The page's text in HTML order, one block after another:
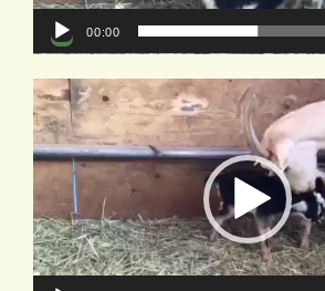
00:00
動
画
プ
レ
ー
ヤ
ー